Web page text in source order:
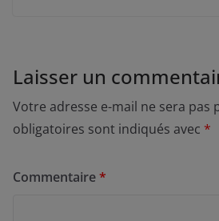
Laisser un
Votre adresse e-mail ne sera pas
obligatoires sont indiqués avec *
Commentaire*